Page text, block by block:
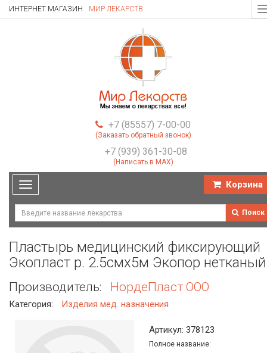
ИНТЕРНЕТ МАГАЗИН МИР ЛЕКАРСТВ
+7 (85557) 7-00-00
(Заказать обратный звонок)
+7 (939) 361-30-08
(Написать в MAX)
Toggle
navigation
Корзина
Поиск
Пластырь медицинский фиксирующий
Экопласт р. 2.5смх5м Экопор нетканый
Производитель: НордеПласт ООО
Категория: Изделия мед. назначения
Артикул: 378123
Полное название: